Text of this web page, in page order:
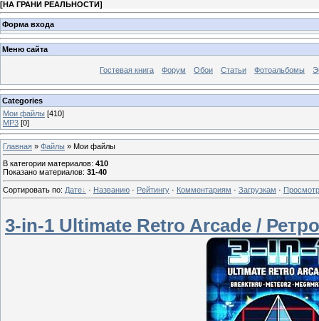
[НА ГРАНИ РЕАЛЬНОСТИ]
Форма входа
Меню сайта
Гостевая книга Форум Обои Статьи Фотоальбомы
Categories
Мои файлы [410]
MP3 [0]
Главная » Файлы » Мои файлы
В категории материалов: 410
Показано материалов: 31-40
Сортировать по: Дате · Названию · Рейтингу · Комментариям · Загрузкам ·
3-in-1 Ultimate Retro Arcade /